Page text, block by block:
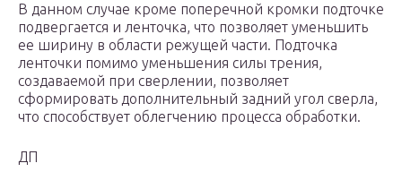
В данном случае кроме поперечной кромки подточке
подвергается и ленточка, что позволяет уменьшить
ее ширину в области режущей части. Подточка
ленточки помимо уменьшения силы трения,
создаваемой при сверлении, позволяет
сформировать дополнительный задний угол сверла,
что способствует облегчению процесса обработки.
ДП